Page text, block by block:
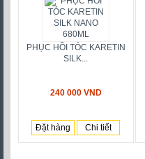
PHỤC HỒI TÓC KARETIN
SILK...
240 000 VND
Đặt hàng Chi tiết